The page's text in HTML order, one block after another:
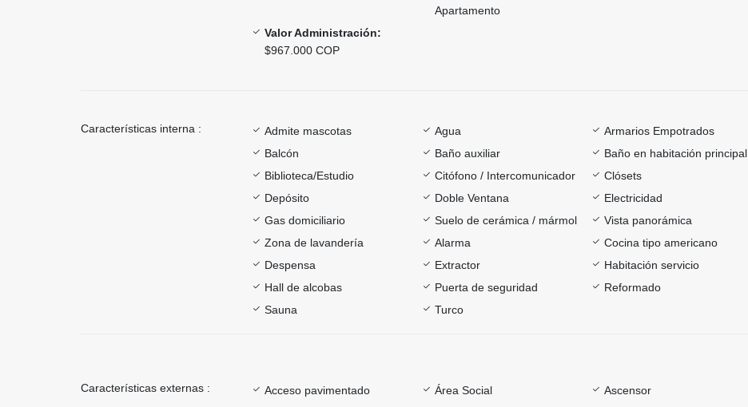
Apartamento
Valor Administración:
$967.000 COP
Características interna : Admite mascotas Agua
Armarios Empotrados
Balcón
Baño auxiliar
Baño en habitación principal
Biblioteca/Estudio
Citófono / Intercomunicador
Clósets
Depósito
Doble Ventana
Electricidad
Gas domiciliario
Suelo de cerámica / mármol
Vista panorámica
Zona de lavandería
Alarma
Cocina tipo americano
Despensa
Extractor
Habitación servicio
Hall de alcobas
Puerta de seguridad
Reformado
Sauna
Turco
Características externas : Acceso pavimentado Área Social
Ascensor